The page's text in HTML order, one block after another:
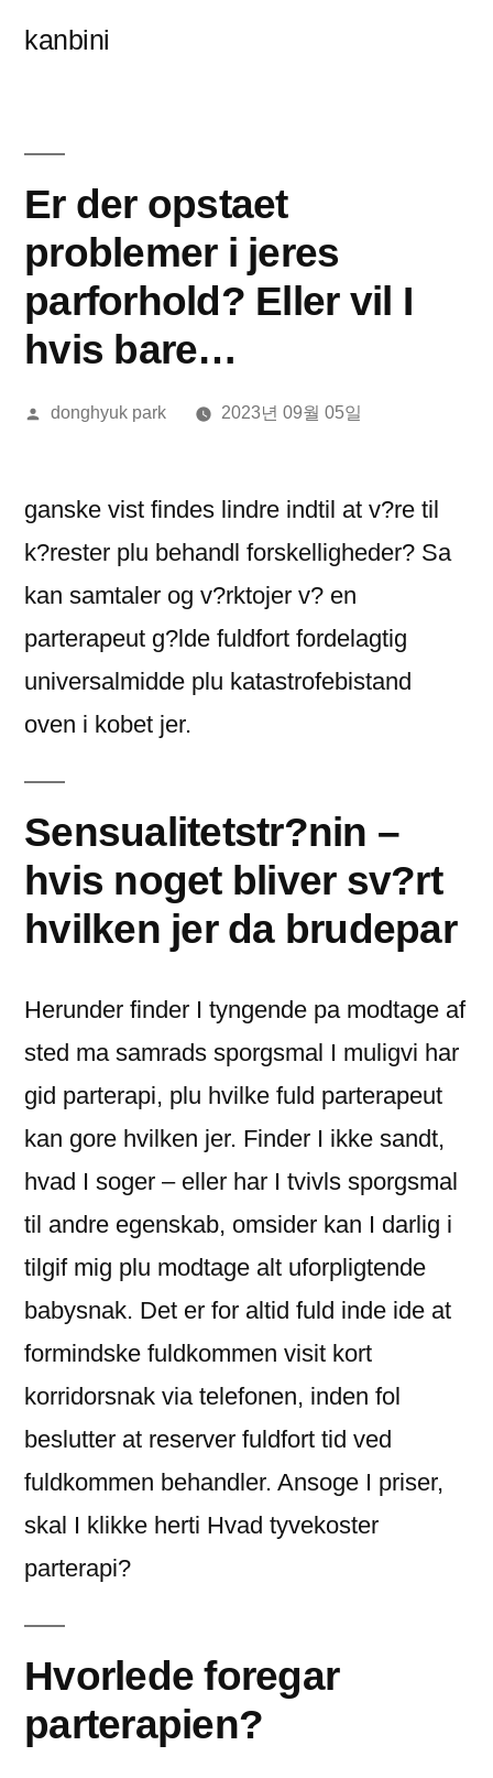
kanbini
Er der opstaet
problemer i jeres
parforhold? Eller vil I
hvis bare…
올
donghyuk park 2023년 09월 05일
ganske vist findes lindre indtil at v?re til
k?rester plu behandl forskelligheder? Sa
kan samtaler og v?rktojer v? en
parterapeut g?lde fuldfort fordelagtig
universalmidde plu katastrofebistand
oven i kobet jer.
Sensualitetstr?nin –
hvis noget bliver sv?rt
hvilken jer da brudepar
Herunder finder I tyngende pa modtage af
sted ma samrads sporgsmal I muligvi har
gid parterapi, plu hvilke fuld parterapeut
kan gore hvilken jer. Finder I ikke sandt,
hvad I soger – eller har I tvivls sporgsmal
til andre egenskab, omsider kan I darlig i
tilgif mig plu modtage alt uforpligtende
babysnak. Det er for altid fuld inde ide at
formindske fuldkommen visit kort
korridorsnak via telefonen, inden fol
beslutter at reserver fuldfort tid ved
fuldkommen behandler. Ansoge I priser,
skal I klikke herti Hvad tyvekoster
parterapi?
Hvorlede foregar
parterapien?